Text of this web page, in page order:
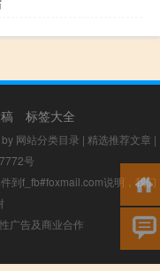
标签大全
网站分类目录 | 精选推荐文章 |
号
到f_fb#foxmail.com说明，我们
广告及商业合作